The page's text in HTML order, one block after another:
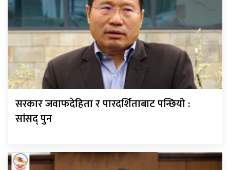
सरकार जवाफदेहिता र पारदर्शिताबाट पन्छियो :
सांसद् पुन